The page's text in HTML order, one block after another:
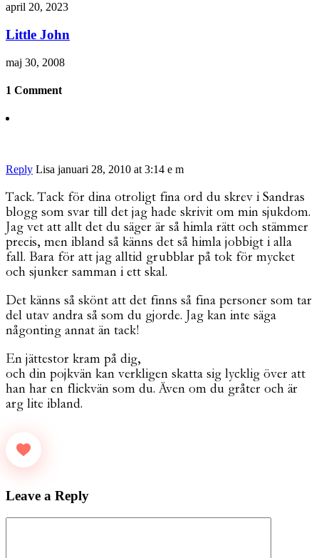
april 20, 2023
Little John
maj 30, 2008
1 Comment
Reply Lisa januari 28, 2010 at 3:14 e m
Tack. Tack för dina otroligt fina ord du skrev i Sandras
blogg som svar till det jag hade skrivit om min sjukdom.
Jag vet att allt det du säger är så himla rätt och stämmer
precis, men ibland så känns det så himla jobbigt i alla
fall. Bara för att jag alltid grubblar på tok för mycket
och sjunker samman i ett skal.
Det känns så skönt att det finns så fina personer som tar
del utav andra så som du gjorde. Jag kan inte säga
någonting annat än tack!
En jättestor kram på dig,
och din pojkvän kan verkligen skatta sig lycklig över att
han har en flickvän som du. Även om du gråter och är
arg lite ibland.
Leave a Reply